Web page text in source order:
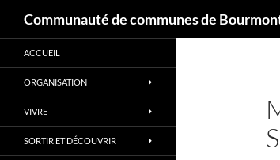
au
contenu
Communauté de communes de
ACCUEIL
ORGANISATION
VIVRE
SORTIR ET DÉCOUVRIR